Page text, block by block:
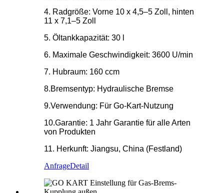
4. Radgröße: Vorne 10 x 4,5–5 Zoll, hinten
11 x 7,1–5 Zoll
5. Öltankkapazität: 30 l
6. Maximale Geschwindigkeit: 3600 U/min
7. Hubraum: 160 ccm
8.Bremsentyp: Hydraulische Bremse
9.Verwendung: Für Go-Kart-Nutzung
10.Garantie: 1 Jahr Garantie für alle Arten
von Produkten
11. Herkunft: Jiangsu, China (Festland)
AnfrageDetail